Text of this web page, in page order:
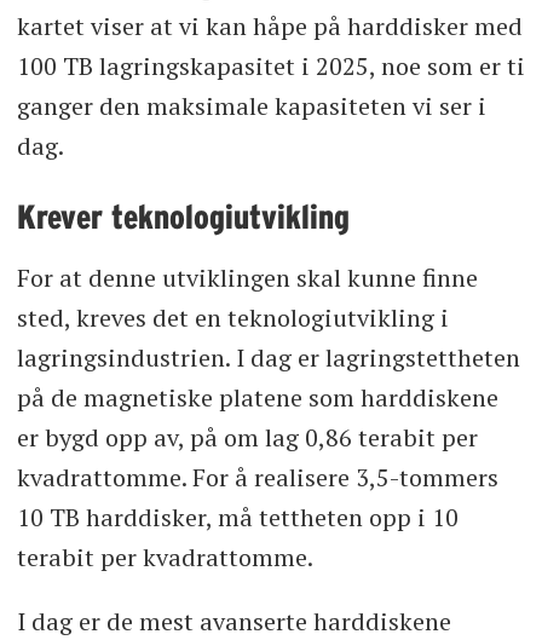
kartet viser at vi kan håpe på harddisker med
100 TB lagringskapasitet i 2025, noe som er ti
ganger den maksimale kapasiteten vi ser i
dag.
Krever teknologiutvikling
For at denne utviklingen skal kunne finne
sted, kreves det en teknologiutvikling i
lagringsindustrien. I dag er lagringstettheten
på de magnetiske platene som harddiskene
er bygd opp av, på om lag 0,86 terabit per
kvadrattomme. For å realisere 3,5-tommers
10 TB harddisker, må tettheten opp i 10
terabit per kvadrattomme.
I dag er de mest avanserte harddiskene